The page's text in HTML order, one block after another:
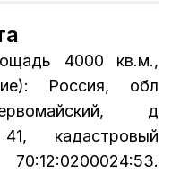
4000 кв.м.,
Россия, обл
д
кадастровый